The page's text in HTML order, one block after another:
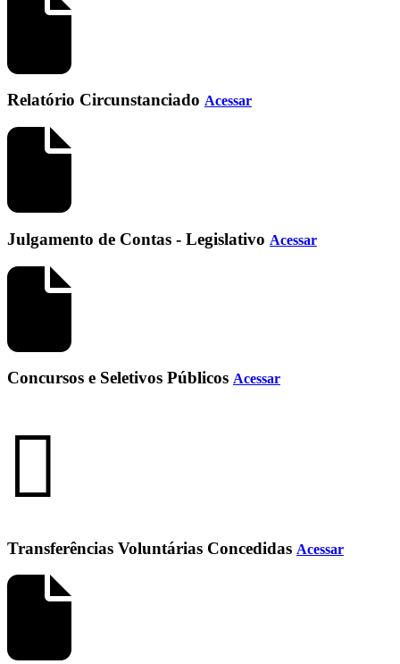
Relatório Circunstanciado Acessar
Julgamento de Contas - Legislativo Acessar
Concursos e Seletivos Públicos Acessar
Transferências Voluntárias Concedidas Acessar